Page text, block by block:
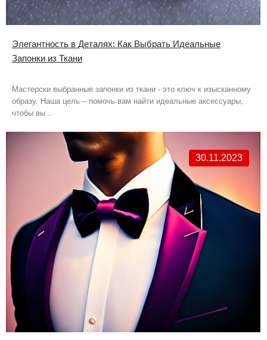
Элегантность в Деталях: Как Выбрать Идеальные
Запонки из Ткани
Мастерски выбранные запонки из ткани - это ключ к изысканному
образу. Наша цель – помочь вам найти идеальные аксессуары,
чтобы вы ..
30.11.2023